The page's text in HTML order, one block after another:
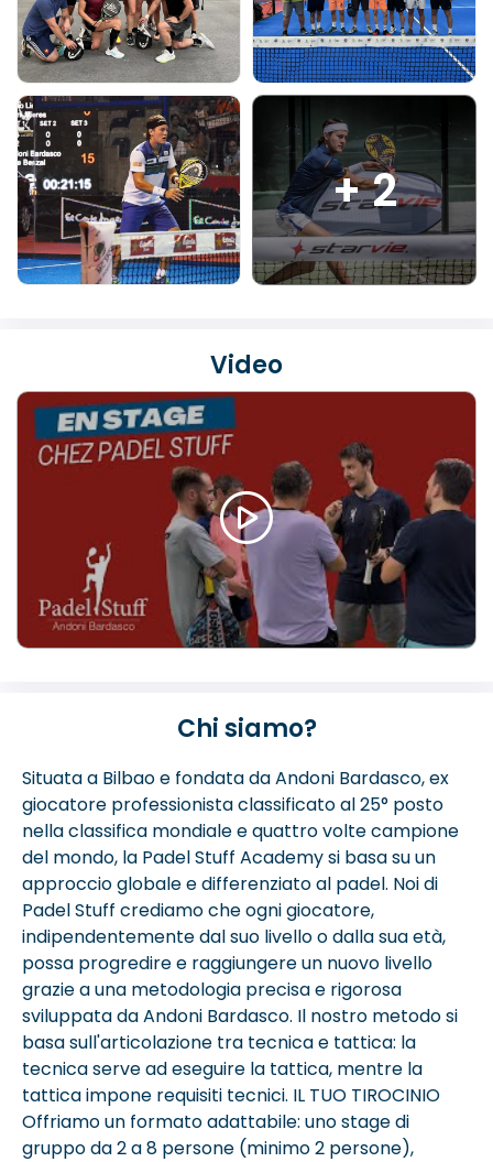
+ 2
Video
Chi siamo?
Situata a Bilbao e fondata da Andoni Bardasco, ex
giocatore professionista classificato al 25° posto
nella classifica mondiale e quattro volte campione
del mondo, la Padel Stuff Academy si basa su un
approccio globale e differenziato al padel. Noi di
Padel Stuff crediamo che ogni giocatore,
indipendentemente dal suo livello o dalla sua età,
possa progredire e raggiungere un nuovo livello
grazie a una metodologia precisa e rigorosa
sviluppata da Andoni Bardasco. Il nostro metodo si
basa sull'articolazione tra tecnica e tattica: la
tecnica serve ad eseguire la tattica, mentre la
tattica impone requisiti tecnici. IL TUO TIROCINIO
Offriamo un formato adattabile: uno stage di
gruppo da 2 a 8 persone (minimo 2 persone),